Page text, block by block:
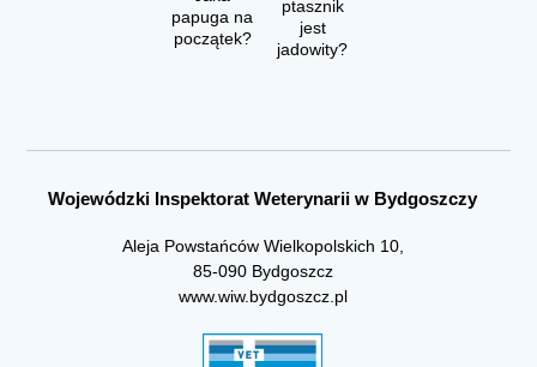
papuga na
początek?
ptasznik
jest
jadowity?
Wojewódzki Inspektorat Weterynarii w Bydgoszczy
Aleja Powstańców Wielkopolskich 10,
85-090 Bydgoszcz
www.wiw.bydgoszcz.pl